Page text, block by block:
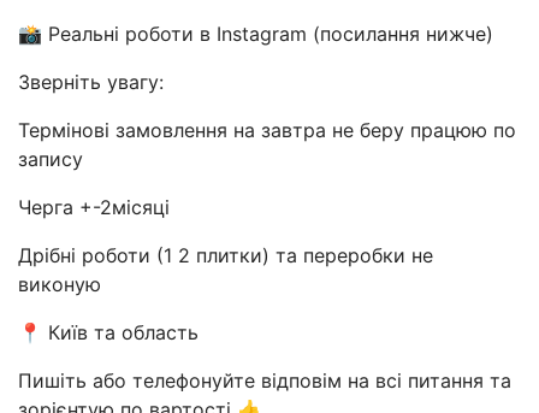
📸 Реальні роботи в Instagram (посилання нижче)
Зверніть увагу:
Термінові замовлення на завтра не беру працюю по
запису
Черга +-2місяці
Дрібні роботи (1 2 плитки) та переробки не
виконую
📍 Київ та область
Пишіть або телефонуйте відповім на всі питання та